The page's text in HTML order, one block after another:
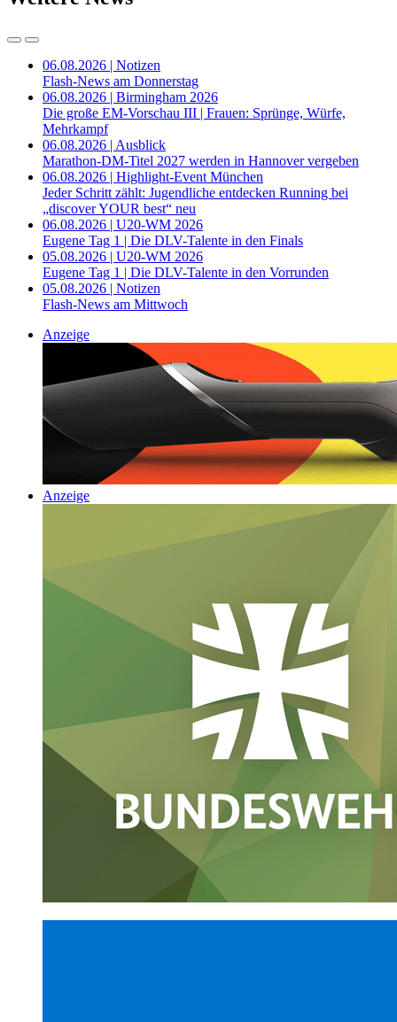
06.08.2026 | Notizen
Flash-News am Donnerstag
06.08.2026 | Birmingham 2026
Die große EM-Vorschau III | Frauen: Sprünge, Würfe,
Mehrkampf
06.08.2026 | Ausblick
Marathon-DM-Titel 2027 werden in Hannover vergeben
06.08.2026 | Highlight-Event München
Jeder Schritt zählt: Jugendliche entdecken Running bei
„discover YOUR best“ neu
06.08.2026 | U20-WM 2026
Eugene Tag 1 | Die DLV-Talente in den Finals
05.08.2026 | U20-WM 2026
Eugene Tag 1 | Die DLV-Talente in den Vorrunden
05.08.2026 | Notizen
Flash-News am Mittwoch
Anzeige
Anzeige